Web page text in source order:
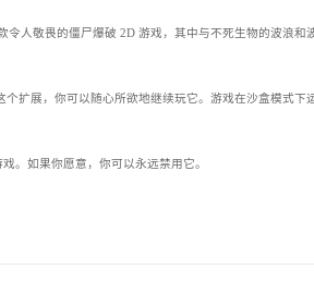
令人敬畏的僵尸爆破 2D 游戏，其中与不死生物的波浪和
扩展，你可以随心所欲地继续玩它。游戏在沙盒模式下
。如果你愿意，你可以永远禁用它。